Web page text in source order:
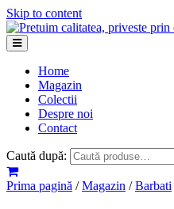
Skip to content
Home
Magazin
Colectii
Despre noi
Contact
Caută după:
Prima pagină /Magazin /Barbati